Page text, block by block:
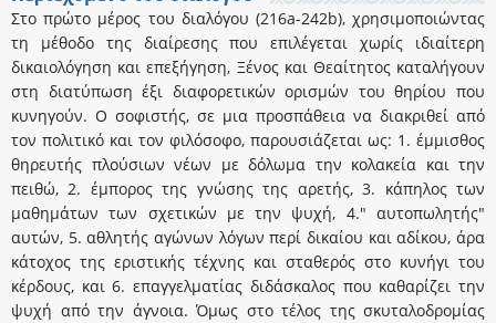
Στο πρώτο μέρος του διαλόγου (216a-242b), χρησιμοποιώντας
τη μέθοδο της διαίρεσης που επιλέγεται χωρίς ιδιαίτερη
δικαιολόγηση και επεξήγηση, Ξένος και Θεαίτητος καταλήγουν
στη διατύπωση έξι διαφορετικών ορισμών του θηρίου που
κυνηγούν. Ο σοφιστής, σε μια προσπάθεια να διακριθεί από
τον πολιτικό και τον φιλόσοφο, παρουσιάζεται ως: 1. έμμισθος
θηρευτής πλούσιων νέων με δόλωμα την κολακεία και την
πειθώ, 2. έμπορος της γνώσης της αρετής, 3. κάπηλος των
μαθημάτων των σχετικών με την ψυχή, 4." αυτοπωλητής"
αυτών, 5. αθλητής αγώνων λόγων περί δικαίου και αδίκου, άρα
κάτοχος της εριστικής τέχνης και σταθερός στο κυνήγι του
κέρδους, και 6. επαγγελματίας διδάσκαλος που καθαρίζει την
ψυχή από την άγνοια. Όμως στο τέλος της σκυταλοδρομίας